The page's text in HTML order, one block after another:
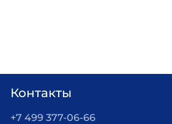
Контакты
+7 499 377-06-66